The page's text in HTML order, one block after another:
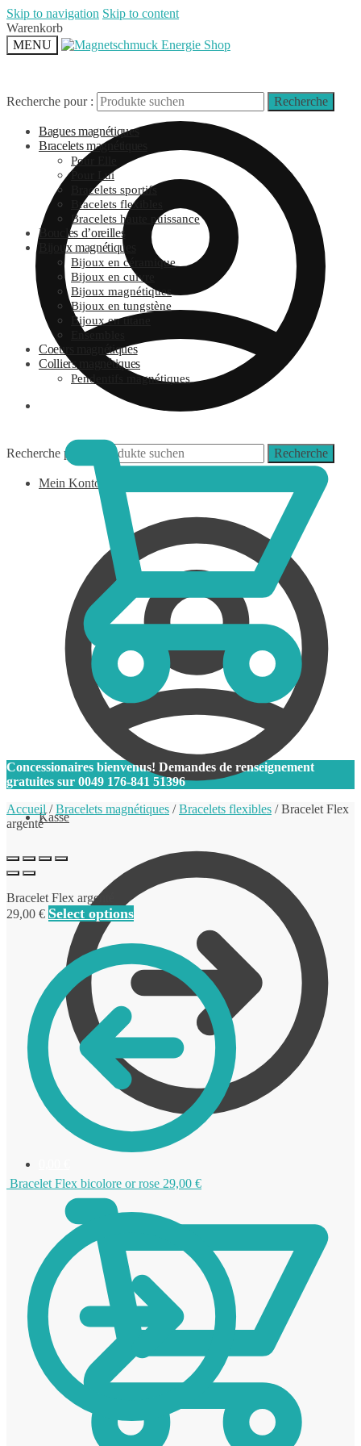
Skip to navigation Skip to content
Warenkorb
MENU
Recherche pour : Recherche
Mein Konto
Kasse
Recherche pour : Recherche
Bagues magnétiques
Bracelets magnétiques
Pour Elle
Pour Lui
Bracelets sportifs
Bracelets flexibles
Bracelets haute puissance
Boucles d’oreilles
Bijoux magnétiques
Bijoux en céramique
Bijoux en cuivre
Bijoux magnétiques
Bijoux en tungstène
Bijoux en titane
Ensembles
Coeurs magnétiques
Colliers magnétiques
Pendentifs magnétiques
Concessionaires bienvenus! Demandes de renseignement
gratuites sur 0049 176-841 51396
Accueil /Bracelets magnétiques /Bracelets flexibles /Bracelet Flex
argenté
Bracelet Flex argenté
29,00 € Select options
Bracelet Flex bicolore or rose 29,00 €